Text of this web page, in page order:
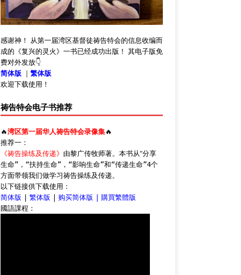
感谢神！ 从第一届湾区基督徒祷告特会的信息收编而
成的《复兴的灵火》一书已经成功出版！ 其电子版免
费对外发放👇
简体版｜ 繁体版
欢迎下载使用！
祷告特会电子书推荐
🔥湾区第一届华人祷告特会录像集🔥
推荐一：
《祷告操练及传递》 由黎广传牧师著。本书从“分享
生命”，“扶持生命”，“影响生命”和“传递生命”4个
方面带领我们做学习祷告操练及传递。
以下链接供下载使用：
简体版 | 繁体版 | 购买简体版 | 購買繁體版
國語課程：